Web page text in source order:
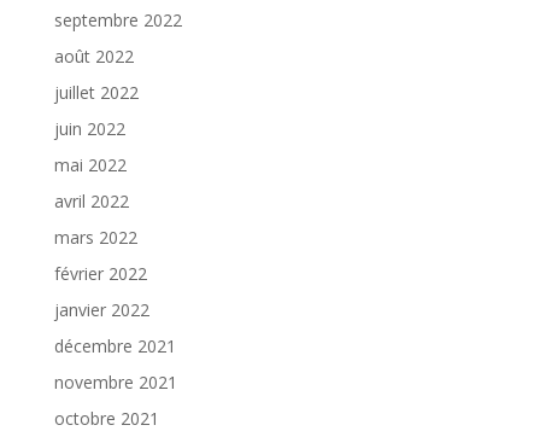
septembre 2022
août 2022
juillet 2022
juin 2022
mai 2022
avril 2022
mars 2022
février 2022
janvier 2022
décembre 2021
novembre 2021
octobre 2021